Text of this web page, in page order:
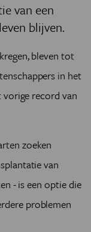
van een
blijven.
bleven tot
in het
vorige record van
zoeken
van
- is een optie die
problemen